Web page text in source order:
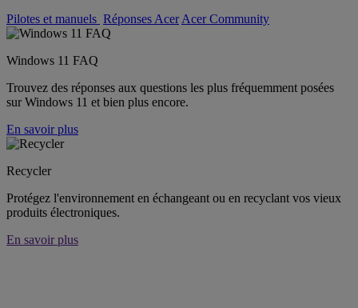
Pilotes et manuels Réponses Acer Acer Community
Windows 11 FAQ
Trouvez des réponses aux questions les plus fréquemment posées
sur Windows 11 et bien plus encore.
En savoir plus
Recycler
Protégez l'environnement en échangeant ou en recyclant vos vieux
produits électroniques.
En savoir plus